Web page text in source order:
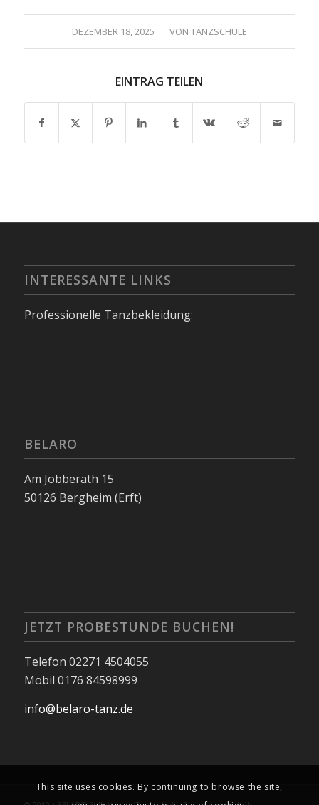
DEZEMBER 18, 2025
/ VON TANZSCHULE
EINTRAG TEILEN
INTERESSANTE LINKS
Professionelle Tanzbekleidung:
BELARO
Am Jobberath 15
50126 Bergheim (Erft)
JETZT PROBESTUNDE BUCHEN!
Telefon 02271 4504055
Mobil 0176 84598999
info@belaro-tanz.de
This site uses cookies. By continuing to browse the site,